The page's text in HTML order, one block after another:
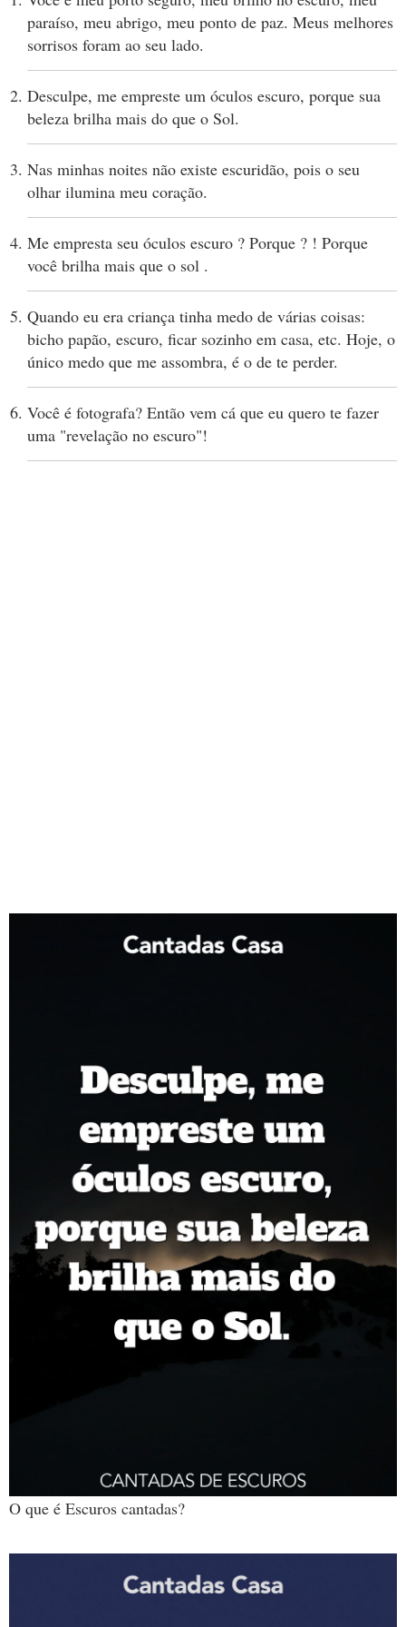
paraíso, meu abrigo, meu ponto de paz. Meus melhores
sorrisos foram ao seu lado.
Desculpe, me empreste um óculos escuro, porque sua
beleza brilha mais do que o Sol.
Nas minhas noites não existe escuridão, pois o seu
olhar ilumina meu coração.
Me empresta seu óculos escuro ? Porque ? ! Porque
você brilha mais que o sol .
Quando eu era criança tinha medo de várias coisas:
bicho papão, escuro, ficar sozinho em casa, etc. Hoje, o
único medo que me assombra, é o de te perder.
Você é fotografa? Então vem cá que eu quero te fazer
uma "revelação no escuro"!
O que é Escuros cantadas?